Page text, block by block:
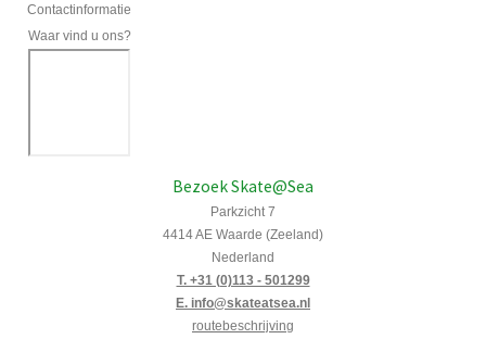
Contactinformatie
Waar vind u ons?
Bezoek Skate@Sea
Parkzicht 7
4414 AE Waarde (Zeeland)
Nederland
T. +31 (0)113 - 501299
E. info@skateatsea.nl
routebeschrijving